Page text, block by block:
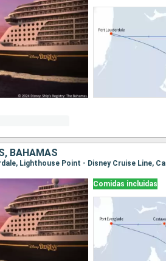
BAHAMAS
Lighthouse Point - Disney Cruise Line,
Comidas incluidas